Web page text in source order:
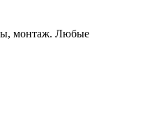
монтаж. Любые